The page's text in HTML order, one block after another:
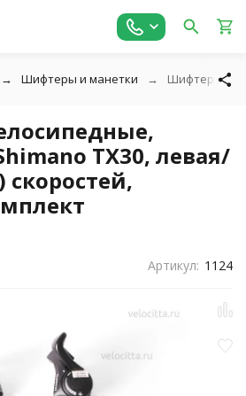
Шифтеры и манетки Шифтеры
TX30, левая/
скоростей,
Артикул: 1124